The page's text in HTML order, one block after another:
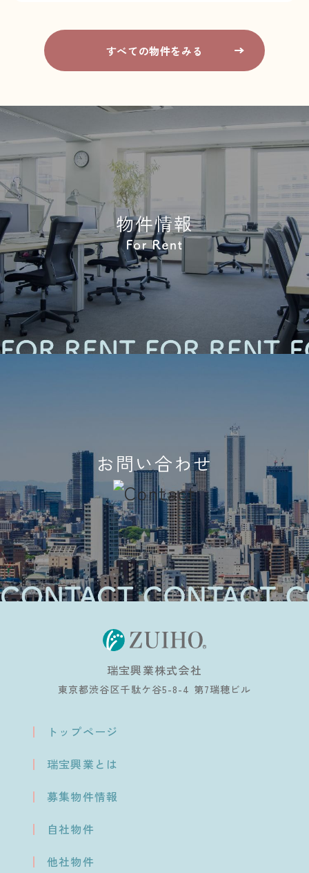
すべての物件をみる
物件情報
お問い合わせ
瑞宝興業株式会社
東京都渋谷区千駄ケ谷5-8-4 第7瑞穂ビル
トップページ
瑞宝興業とは
募集物件情報
自社物件
他社物件